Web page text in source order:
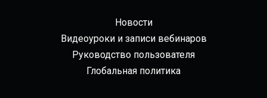
Новости
Видеоуроки и записи вебинаров
Руководство пользователя
Глобальная политика